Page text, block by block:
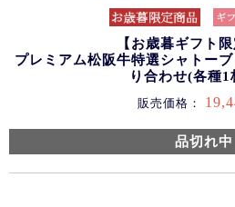
【お歳暮ギフト限
プレミアム松阪牛特選シャトー
り合わせ(各種1
販売価格：
品切れ中